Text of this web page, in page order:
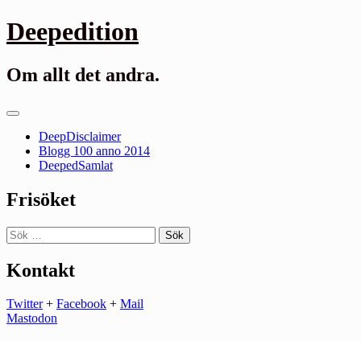
Gå
till
Deepedition
Om allt det andra.
Primär
DeepDisclaimer
Blogg 100 anno 2014
DeepedSamlat
Frisöket
Sök
efter:
Kontakt
Twitter+ Facebook + Mail
Mastodon